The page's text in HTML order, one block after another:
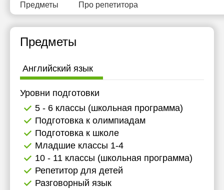
Предметы Про репетитора
Предметы
Английский язык
Уровни подготовки
5 - 6 классы (школьная программа)
Подготовка к олимпиадам
Подготовка к школе
Младшие классы 1-4
10 - 11 классы (школьная программа)
Репетитор для детей
Разговорный язык